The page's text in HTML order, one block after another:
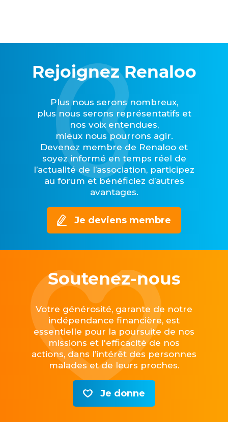
Rejoignez Renaloo
Plus nous serons nombreux,
plus nous serons représentatifs et
nos voix entendues,
mieux nous pourrons agir.
Devenez membre de Renaloo et
soyez informé en temps réel de
l’actualité de l’association, participez
au forum et bénéficiez d’autres
avantages.
Je deviens membre
Soutenez-nous
Votre générosité, garante de notre
indépendance financière, est
essentielle pour la poursuite de nos
missions et l'efficacité de nos
actions, dans l’intérêt des personnes
malades et de leurs proches.
Je donne